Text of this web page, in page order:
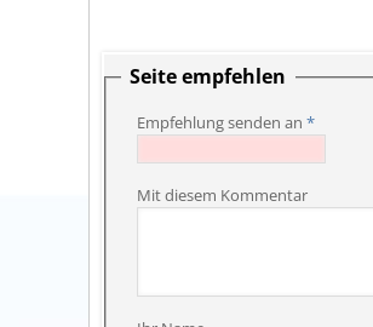
Seite empfehlen
Empfehlung senden an *
Mit diesem Kommentar